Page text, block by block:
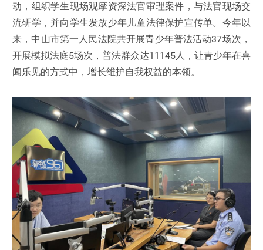
动，组织学生现场观摩资深法官审理案件，与法官现场交
流研学，并向学生发放少年儿童法律保护宣传单。今年以
来，中山市第一人民法院共开展青少年普法活动37场次，
开展模拟法庭5场次，普法群众达11145人，让青少年在喜
闻乐见的方式中，增长维护自我权益的本领。